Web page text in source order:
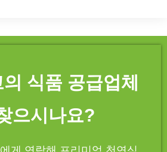
식품 공급업체
으시나요?